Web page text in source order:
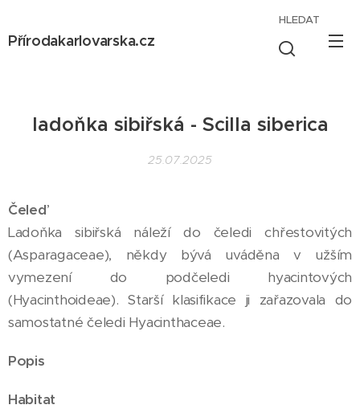
Přírodakarlovarska.cz
HLEDAT
ladoňka sibiřská - Scilla siberica
25.07.2025
Čeleď
Ladoňka sibiřská náleží do čeledi chřestovitých
(Asparagaceae), někdy bývá uváděna v užším
vymezení do podčeledi hyacintových
(Hyacinthoideae). Starší klasifikace ji zařazovala do
samostatné čeledi Hyacinthaceae.
Popis
Habitat